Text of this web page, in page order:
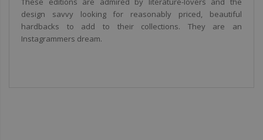
design savvy looking for reasonably priced, beautiful
hardbacks to add to their collections. They are an
Instagrammers dream.